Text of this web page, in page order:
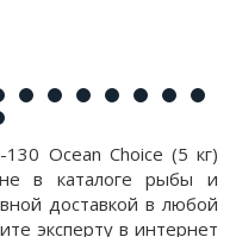
Ocean Choice (5 кг)
в каталоге рыбы и
доставкой в любой
эксперту в интернет